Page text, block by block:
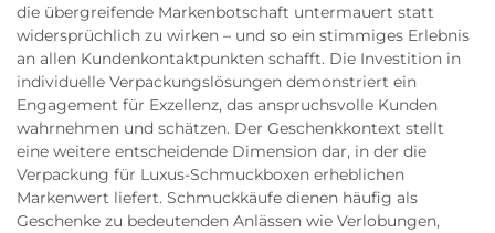
die übergreifende Markenbotschaft untermauert statt
widersprüchlich zu wirken – und so ein stimmiges Erlebnis
an allen Kundenkontaktpunkten schafft. Die Investition in
individuelle Verpackungslösungen demonstriert ein
Engagement für Exzellenz, das anspruchsvolle Kunden
wahrnehmen und schätzen. Der Geschenkkontext stellt
eine weitere entscheidende Dimension dar, in der die
Verpackung für Luxus-Schmuckboxen erheblichen
Markenwert liefert. Schmuckkäufe dienen häufig als
Geschenke zu bedeutenden Anlässen wie Verlobungen,